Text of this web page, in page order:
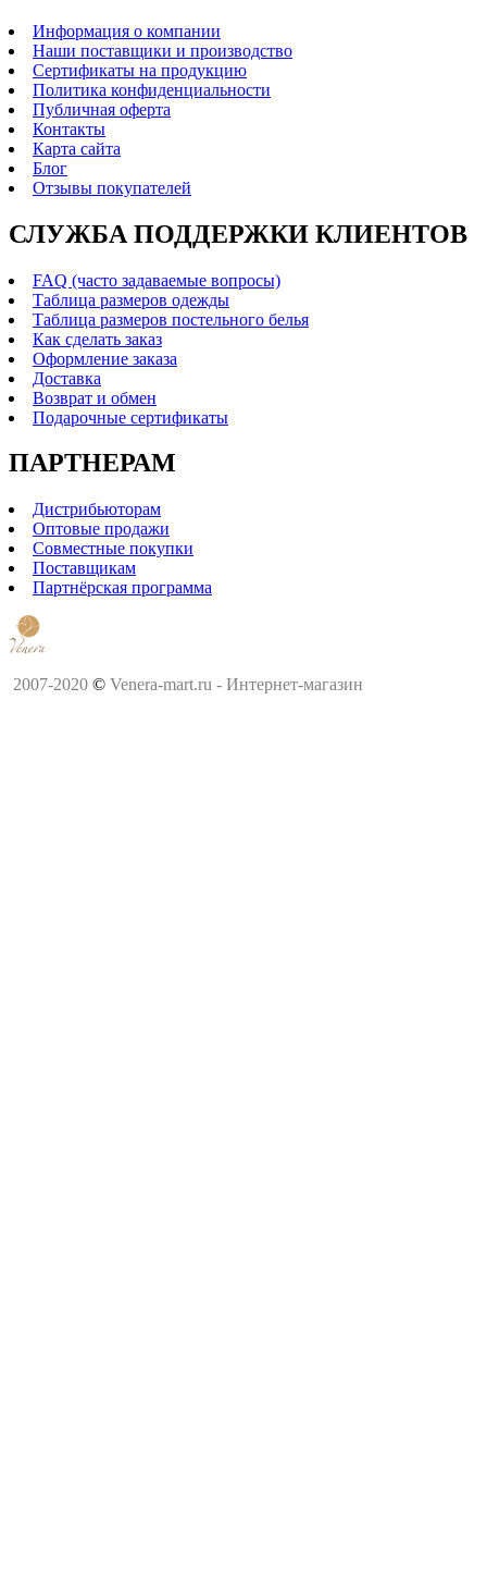
Информация о компании
Наши поставщики и производство
Сертификаты на продукцию
Политика конфиденциальности
Публичная оферта
Контакты
Карта сайта
Блог
Отзывы покупателей
СЛУЖБА ПОДДЕРЖКИ КЛИЕНТОВ
FAQ (часто задаваемые вопросы)
Таблица размеров одежды
Таблица размеров постельного белья
Как сделать заказ
Оформление заказа
Доставка
Возврат и обмен
Подарочные сертификаты
ПАРТНЕРАМ
Дистрибьюторам
Оптовые продажи
Совместные покупки
Поставщикам
Партнёрская программа
2007-2020 © Venera-mart.ru - Интернет-магазин